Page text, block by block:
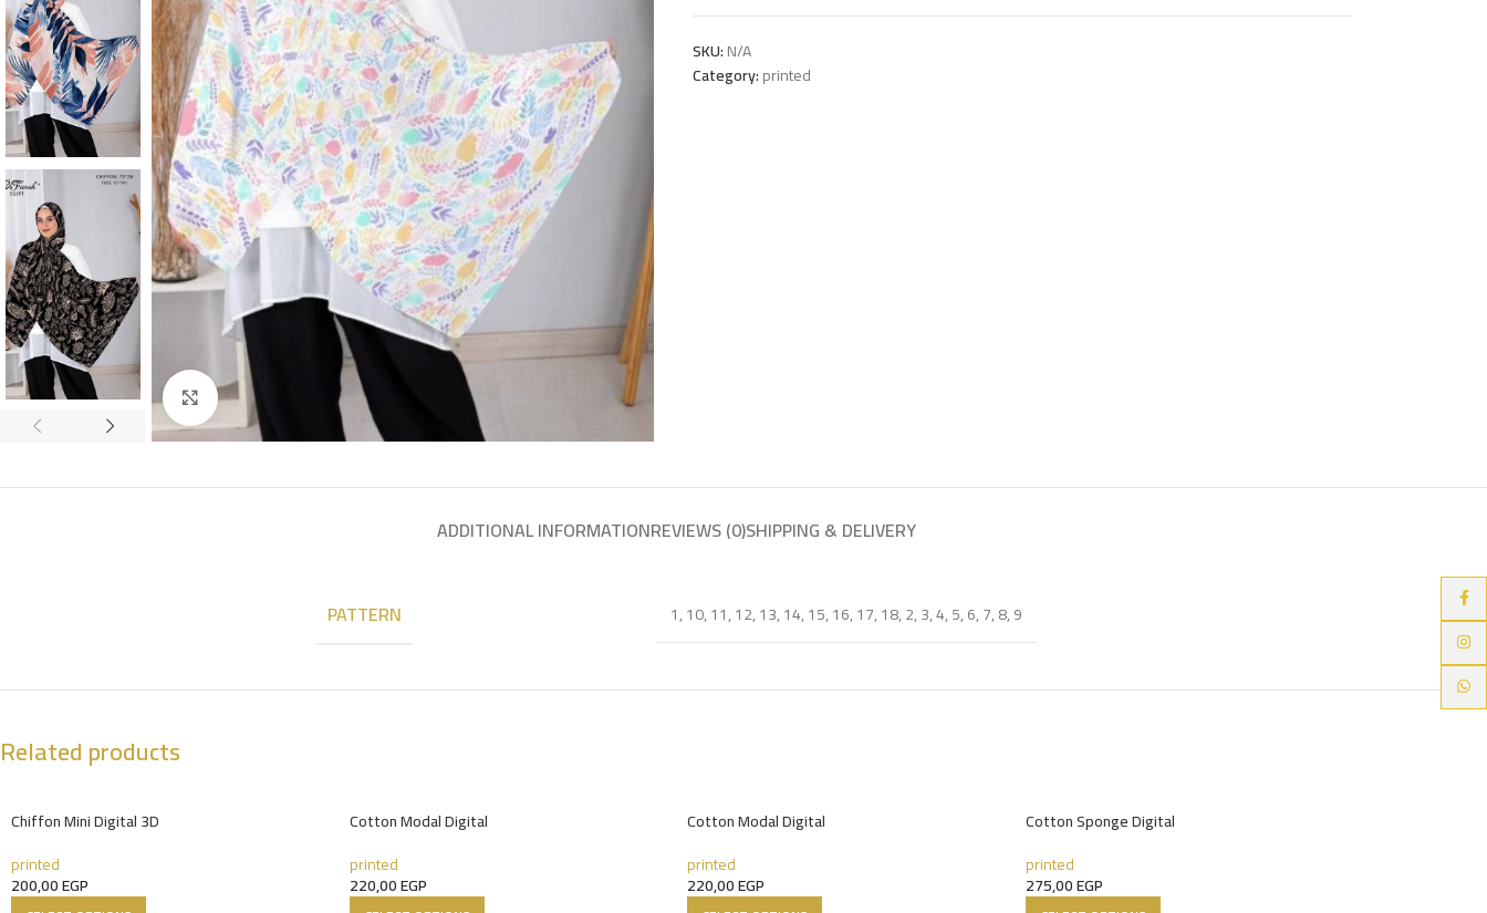
Click to enlarge
SKU:N/A
Category:printed
ADDITIONAL INFORMATIONREVIEWS (0)SHIPPING & DELIVERY
PATTERN 1,10,11,12,13,14,15,16,17,18,2,3,4,5,6,7,8,9
Related products
Chiffon Mini Digital 3D
printed
200,00EGP
Cotton Modal Digital
printed
220,00EGP
Cotton Modal Digital
printed
220,00EGP
Cotton Sponge Digital
printed
275,00EGP